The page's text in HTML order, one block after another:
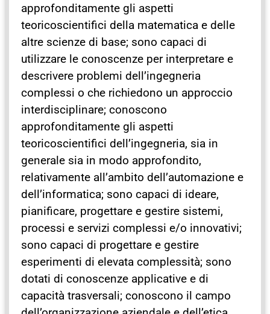
approfonditamente gli aspetti
teoricoscientifici della matematica e delle
altre scienze di base; sono capaci di
utilizzare le conoscenze per interpretare e
descrivere problemi dell’ingegneria
complessi o che richiedono un approccio
interdisciplinare; conoscono
approfonditamente gli aspetti
teoricoscientifici dell’ingegneria, sia in
generale sia in modo approfondito,
relativamente all’ambito dell’automazione e
dell’informatica; sono capaci di ideare,
pianificare, progettare e gestire sistemi,
processi e servizi complessi e/o innovativi;
sono capaci di progettare e gestire
esperimenti di elevata complessità; sono
dotati di conoscenze applicative e di
capacità trasversali; conoscono il campo